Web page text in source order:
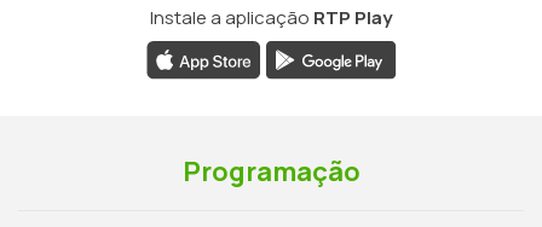
Instale a aplicação RTP Play
Programação